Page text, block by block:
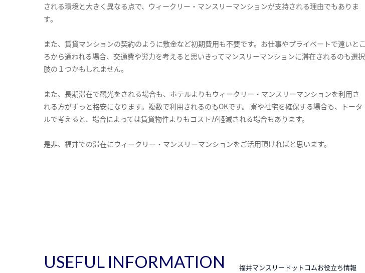
される環境と大きく異なる点で、ウィークリー・マンスリーマンションが支持される理由でもありま
す。
また、賃貸マンションの契約のように敷金など初期費用も不要です。お仕事やプライベートで遠いとこ
ろから通われる場合、交通費や労力を考えると思いきってマンスリーマンションに滞在されるのも選択
肢の１つかもしれません。
また、長期滞在で観光をされる場合も、ホテルよりもウィークリー・マンスリーマンションを利用さ
れる方がずっと格安になります。複数で利用されるのもOKです。 寮や社宅を確保する場合も、トータ
ルで考えると、場合によっては賃貸物件よりもコストが軽減される場合もあります。
是非、福井での滞在にウィークリー・マンスリーマンションをご活用頂ければと思います。
USEFUL INFORMATION 福井マンスリードットコムお役立ち情報